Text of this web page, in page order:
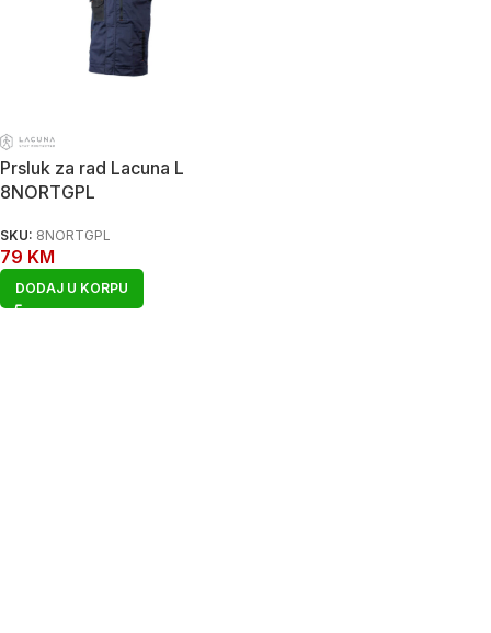
Prsluk za rad Lacuna L
8NORTGPL
SKU: 8NORTGPL
79 KM
DODAJ U KORPU